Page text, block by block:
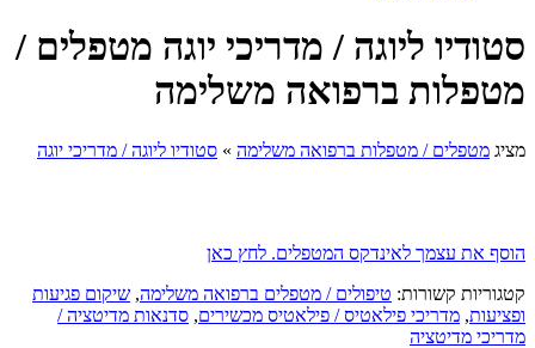
סטודיו ליוגה / מדריכי יוגה מטפלים /
מטפלות ברפואה משלימה
מציג מטפלים / מטפלות ברפואה משלימה » סטודיו ליוגה / מדריכי יוגה
הוסף את עצמך לאינדקס המטפלים. לחץ כאן
קטגוריות קשורות: טיפולים / מטפלים ברפואה משלימה, שיקום פגיעות
ופציעות, מדריכי פילאטיס / פילאטיס מכשירים, סדנאות מדיטציה /
מדריכי מדיטציה